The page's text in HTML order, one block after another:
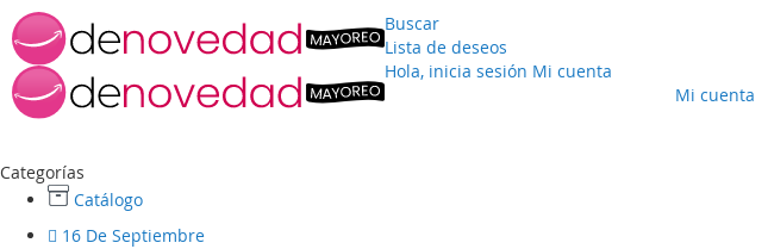
Buscar
Lista de deseos
Hola, inicia sesión Mi cuenta
Mi cuenta
Categorías
Catálogo
16 De Septiembre